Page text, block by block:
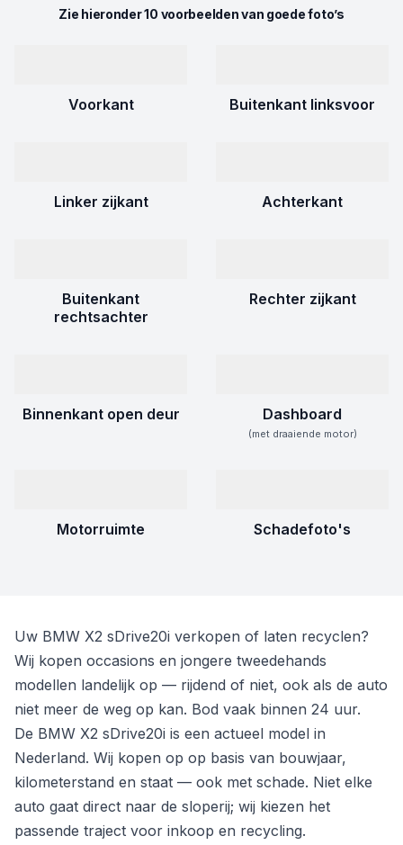
Zie hieronder 10 voorbeelden van goede foto’s
Voorkant Buitenkant linksvoor
Linker zijkant Achterkant
Buitenkant
rechtsachter
Rechter zijkant
Binnenkant open deur Dashboard
(met draaiende motor)
Motorruimte Schadefoto's
Uw BMW X2 sDrive20i verkopen of laten recyclen?
Wij kopen occasions en jongere tweedehands
modellen landelijk op — rijdend of niet, ook als de auto
niet meer de weg op kan. Bod vaak binnen 24 uur.
De BMW X2 sDrive20i is een actueel model in
Nederland. Wij kopen op op basis van bouwjaar,
kilometerstand en staat — ook met schade. Niet elke
auto gaat direct naar de sloperij; wij kiezen het
passende traject voor inkoop en recycling.